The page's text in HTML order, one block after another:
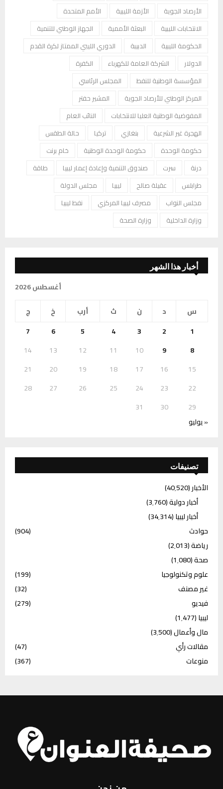
الأرصاد الجوية
الأزمة الليبية
الأمم المتحدة
الانتخابات الليبية
البعثة الأممية
الجهاز الوطني للتنمية
الحكومة الليبية
الدبيبة
الدوري الليبي الممتاز لكرة القدم
الدولار
الشركة العامة للكهرباء
الكفرة
المؤسسة الوطنية للنفط
المجلس الرئاسي
المركز الوطني للأرصاد الجوية
المشير حفتر
المفوضية الوطنية العليا للانتخابات
النائب العام
الهجرة غير الشرعية
بنغازي تركيا
حالة الطقس
حكومة الوحدة
حكومة الوحدة الوطنية
خام برنت
درنة
سرت صندوق التنمية وإعادة إعمار ليبيا
طاقة
طرابلس
عقيلة صالح ليبيا
مجلس الدولة
مجلس النواب
مصرف ليبيا المركزي
نفط ليبيا
وزارة الداخلية
وزارة الصحة
أخبار هذا الشهر
أغسطس 2026
س
د ن ث أرب خ
ج
1
2
3
4
5
6
7
8
9
10
11
12
13
14
15
16
17
18
19
20
21
22
23
24
25
26
27
28
29
30
31
« يوليو
تصنيفات
الأخبار(40٬520)
أخبار دولية(3٬760)
أخبار ليبيا(34٬314)
حوادث
(904)
رياضة(2٬013)
صحة(1٬080)
علوم وتكنولوجيا
(199)
غير مصنف
(32)
فيديو
(279)
ليبيا(1٬477)
مال وأعمال(3٬500)
مقالات رأي
(47)
منوعات
(367)